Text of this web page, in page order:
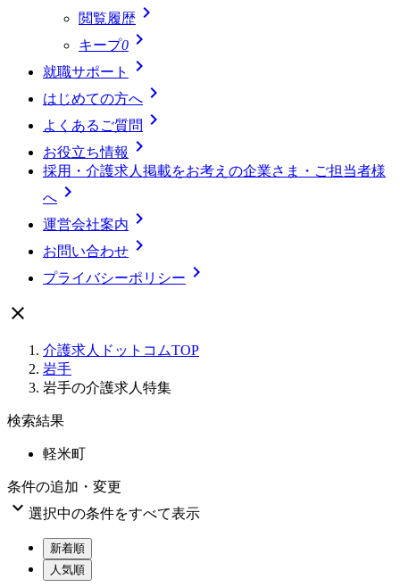
閲覧履歴 
キープ0 
就職サポート 
はじめての方へ 
よくあるご質問 
お役立ち情報 
採用・介護求人掲載をお考えの企業さま・ご担当者様
へ 
運営会社案内 
お問い合わせ 
プライバシーポリシー 

介護求人ドットコムTOP
岩手
岩手の介護求人特集
検索結果
軽米町
条件の追加・変更
 選択中の条件をすべて表示
新着順
人気順